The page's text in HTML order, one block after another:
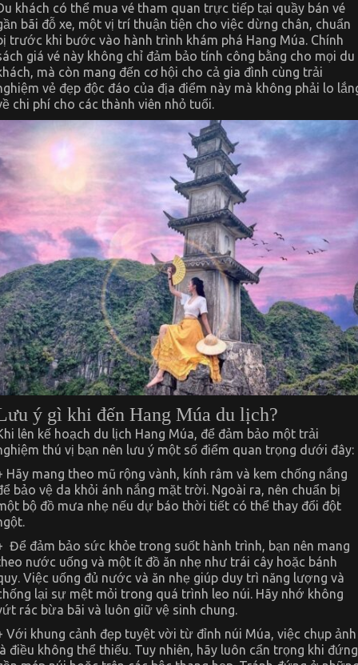
khách có thể mua vé tham quan trực tiếp tại quầy bán vé
bãi đỗ xe, một vị trí thuận tiện cho việc dừng chân, chuẩn
trước khi bước vào hành trình khám phá Hang Múa. Chính
giá vé này không chỉ đảm bảo tính công bằng cho mọi du
mà còn mang đến cơ hội cho cả gia đình cùng trải
vẻ đẹp độc đáo của địa điểm này mà không phải lo
chi phí cho các thành viên nhỏ tuổi.
ý gì khi đến Hang Múa du lịch?
lên kế hoạch du lịch Hang Múa, để đảm bảo một trải
thú vị bạn nên lưu ý một số điểm quan trọng dưới đây:
Hãy mang theo mũ rộng vành, kính râm và kem chống nắng
bảo vệ da khỏi ánh nắng mặt trời. Ngoài ra, nên chuẩn bị
bộ đồ mưa nhẹ nếu dự báo thời tiết có thể thay đổi đột
Để đảm bảo sức khỏe trong suốt hành trình, bạn nên mang
nước uống và một ít đồ ăn nhẹ như trái cây hoặc bánh
Việc uống đủ nước và ăn nhẹ giúp duy trì năng lượng và
lại sự mệt mỏi trong quá trình leo núi. Hãy nhớ không
rác bừa bãi và luôn giữ vệ sinh chung.
Với khung cảnh đẹp tuyệt vời từ đỉnh núi Múa, việc chụp ảnh
điều không thể thiếu. Tuy nhiên, hãy luôn cẩn trọng khi đứng